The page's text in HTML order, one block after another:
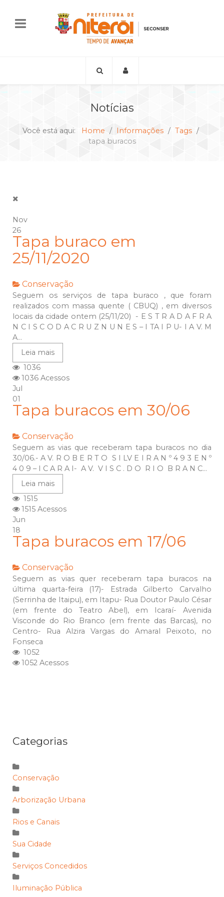
Notícias
Você está aqui: Home Informações
Tags
tapa buracos
Nov
26
Tapa buraco em
25/11/2020
Conservação
Seguem os serviços de tapa buraco , que foram
realizados com massa quente ( CBUQ) , em diversos
locais da cidade ontem (25/11/20) - E S T R A D A F R A
N C I S C O D A C R U Z N U N E S – I TA I P U- I A V. M
A...
Leia mais
1036
1036 Acessos
Jul
01
Tapa buracos em 30/06
Conservação
Seguem as vias que receberam tapa buracos no dia
30/06.- A V. R O B E R T O S I LV E I R A N º 4 9 3 E N º
4 0 9 – I C A R A I- A V. V I S C . D O R I O B R A N C...
Leia mais
1515
1515 Acessos
Jun
18
Tapa buracos em 17/06
Conservação
Seguem as vias quer receberam tapa buracos na
última quarta-feira (17)- Estrada Gilberto Carvalho
(Serrinha de Itaipu), em Itapu- Rua Doutor Paulo César
(em frente do Teatro Abel), em Icaraí- Avenida
Visconde do Rio Branco (em frente das Barcas), no
Centro- Rua Alzira Vargas do Amaral Peixoto, no
Fonseca
1052
1052 Acessos
Categorias
Conservação
Arborização Urbana
Rios e Canais
Sua Cidade
Serviços Concedidos
Iluminação Pública